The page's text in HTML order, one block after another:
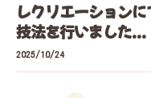
レクリエーション
技法を行いました...
2025/10/24